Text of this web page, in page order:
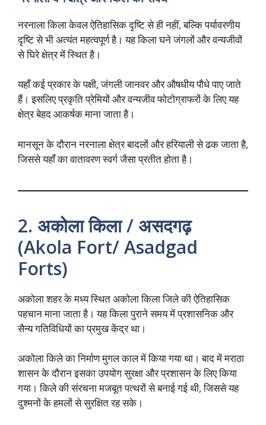
नरनाला किला केवल ऐतिहासिक दृष्टि से ही नहीं, बल्कि पर्यावरणीय
दृष्टि से भी अत्यंत महत्वपूर्ण है। यह किला घने जंगलों और वन्यजीवों
से घिरे क्षेत्र में स्थित है।
यहाँ कई प्रकार के पक्षी, जंगली जानवर और औषधीय पौधे पाए जाते
हैं। इसलिए प्रकृति प्रेमियों और वन्यजीव फोटोग्राफरों के लिए यह
क्षेत्र बेहद आकर्षक माना जाता है।
मानसून के दौरान नरनाला क्षेत्र बादलों और हरियाली से ढक जाता है,
जिससे यहाँ का वातावरण स्वर्ग जैसा प्रतीत होता है।
2. अकोला किला / असदगढ़
(Akola Fort/ Asadgad
Forts)
अकोला शहर के मध्य स्थित अकोला किला जिले की ऐतिहासिक
पहचान माना जाता है। यह किला पुराने समय में प्रशासनिक और
सैन्य गतिविधियों का प्रमुख केंद्र था।
अकोला किले का निर्माण मुगल काल में किया गया था। बाद में मराठा
शासन के दौरान इसका उपयोग सुरक्षा और प्रशासन के लिए किया
गया। किले की संरचना मजबूत पत्थरों से बनाई गई थी, जिससे यह
दुश्मनों के हमलों से सुरक्षित रह सके।